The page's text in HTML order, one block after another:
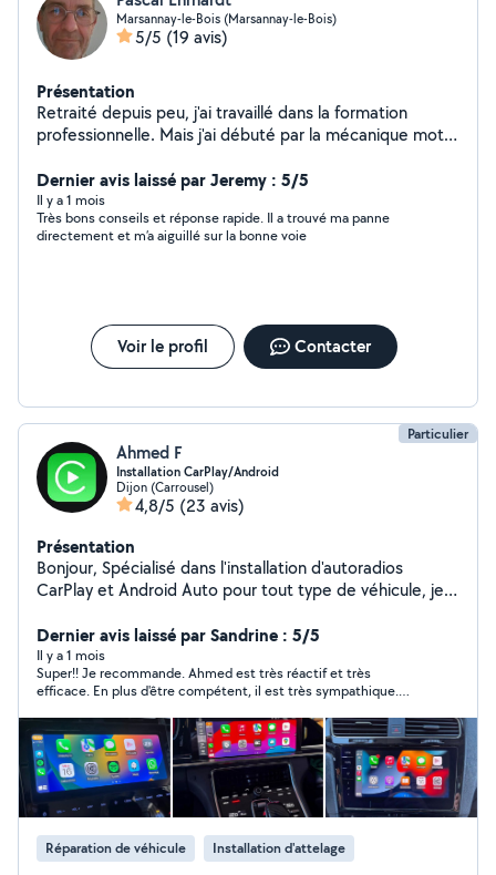
Marsannay-le-Bois (Marsannay-le-Bois)
5/5 (19 avis)
Présentation
Retraité depuis peu, j'ai travaillé dans la formation
professionnelle. Mais j'ai débuté par la mécanique moto
réparation moto et matériels de jardinage, ainsi que la
restauration de motos vintage.
Dernier avis laissé par Jeremy : 5/5
Il y a 1 mois
Très bons conseils et réponse rapide. Il a trouvé ma panne
directement et m’a aiguillé sur la bonne voie
Voir le profil Contacter
Particulier
Ahmed F
Installation CarPlay/Android
Dijon (Carrousel)
4,8/5 (23 avis)
Présentation
Bonjour, Spécialisé dans l'installation d'autoradios
CarPlay et Android Auto pour tout type de véhicule, je
marché. N'hésitez pas à me contacter pour vérifier la
compatibilité avec votre véhicule et obtenir un service
professionnel. Whatsapp : +33 7 80 96 14 12 Instagram :
763.custom
Dernier avis laissé par Sandrine : 5/5
Il y a 1 mois
Super!! Je recommande. Ahmed est très réactif et très
efficace. En plus d'être compétent, il est très sympathique.
Réparation de véhicule Installation d'attelage